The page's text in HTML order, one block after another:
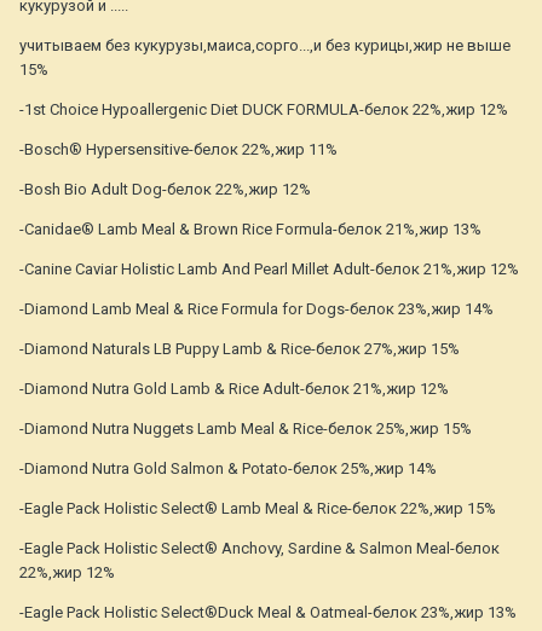
кукурузой и .....
учитываем без кукурузы,маиса,сорго...,и без курицы,жир не выше
15%
-1st Choice Hypoallergenic Diet DUCK FORMULA-белок 22%,жир 12%
-Bosch® Hypersensitive-белок 22%,жир 11%
-Bosh Bio Adult Dog-белок 22%,жир 12%
-Canidae® Lamb Meal & Brown Rice Formula-белок 21%,жир 13%
-Canine Caviar Holistic Lamb And Pearl Millet Adult-белок 21%,жир 12%
-Diamond Lamb Meal & Rice Formula for Dogs-белок 23%,жир 14%
-Diamond Naturals LB Puppy Lamb & Rice-белок 27%,жир 15%
-Diamond Nutra Gold Lamb & Rice Adult-белок 21%,жир 12%
-Diamond Nutra Nuggets Lamb Meal & Rice-белок 25%,жир 15%
-Diamond Nutra Gold Salmon & Potato-белок 25%,жир 14%
-Eagle Pack Holistic Select® Lamb Meal & Rice-белок 22%,жир 15%
-Eagle Pack Holistic Select® Anchovy, Sardine & Salmon Meal-белок
22%,жир 12%
-Eagle Pack Holistic Select®Duck Meal & Oatmeal-белок 23%,жир 13%